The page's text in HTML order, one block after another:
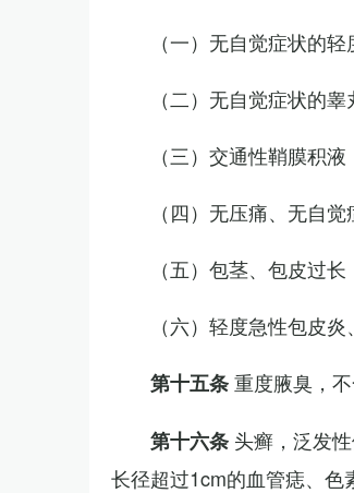
（一）无自觉症状的
（二）无自觉症状的
（三）交通性鞘膜积
（四）无压痛、无自
（五）包茎、包皮过
（六）轻度急性包皮炎
第十五条重度腋臭，
第十六条 头癣，泛发
长径超过1cm的血管痣、色